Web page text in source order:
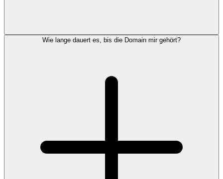
Wie lange dauert es, bis die Domain mir gehört?